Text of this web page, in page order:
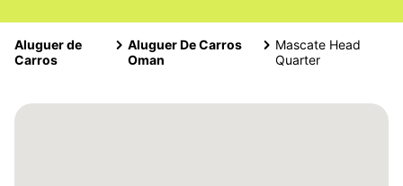
Aluguer de
Carros
Aluguer De Carros
Oman
Mascate Head
Quarter